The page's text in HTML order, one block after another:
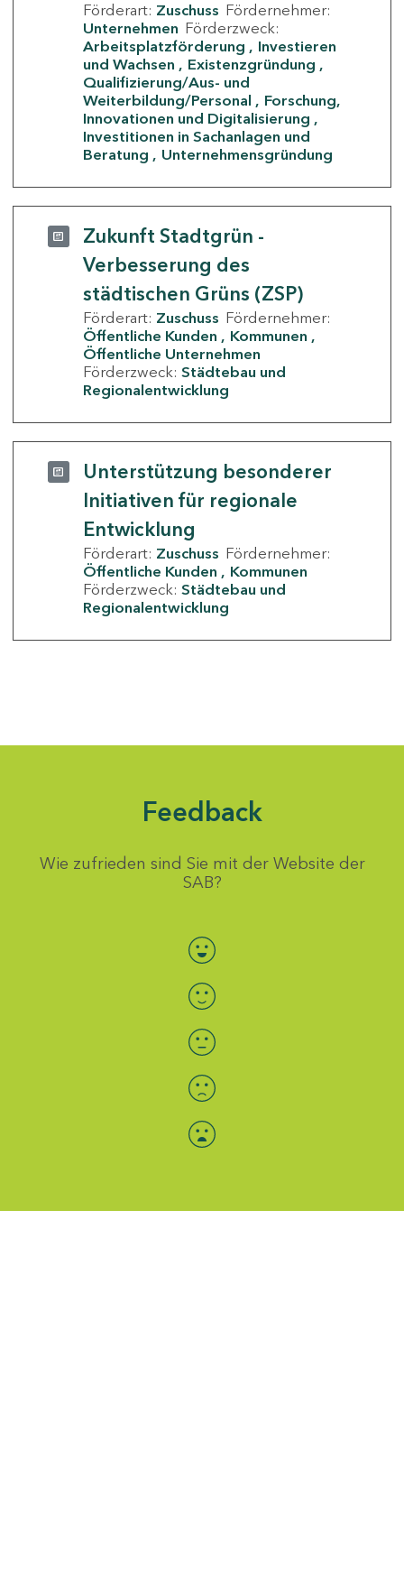
Förderart: Zuschuss Fördernehmer:
Unternehmen Förderzweck:
Arbeitsplatzförderung
Investieren
und Wachsen
Existenzgründung
Qualifizierung/Aus- und
Weiterbildung/Personal
Forschung,
Innovationen und Digitalisierung
Investitionen in Sachanlagen und
Beratung
Unternehmensgründung
Zukunft Stadtgrün -
Verbesserung des
städtischen Grüns (ZSP)
Förderart: Zuschuss Fördernehmer:
Öffentliche Kunden
Kommunen
Öffentliche Unternehmen
Förderzweck: Städtebau und
Regionalentwicklung
Unterstützung besonderer
Initiativen für regionale
Entwicklung
Förderart: Zuschuss Fördernehmer:
Öffentliche Kunden
Kommunen
Förderzweck: Städtebau und
Regionalentwicklung
Feedback
Wie zufrieden sind Sie mit der Website der
SAB?
Bewertung auswählen